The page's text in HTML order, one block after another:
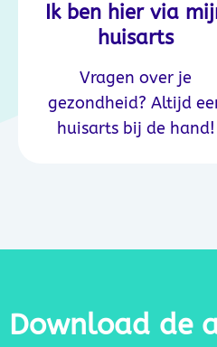
Ik ben hier via
huisarts
Vragen over je
gezondheid? Altijd
huisarts bij de hand!
Download de